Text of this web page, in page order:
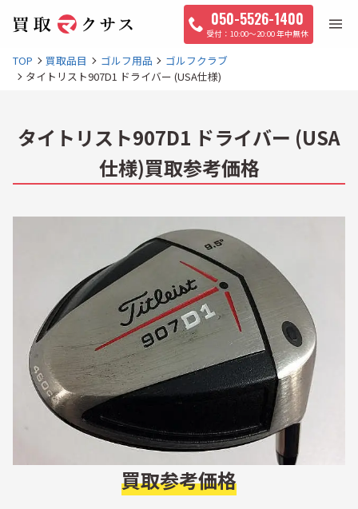
050-5526-1400
10:00〜20:00 年中無休
TOP 買取品目 ゴルフ用品
ゴルフクラブ
タイトリスト907D1 ドライバー (USA仕様)
タイトリスト907D1 ドライバー (USA
仕様)買取参考価格
買取参考価格